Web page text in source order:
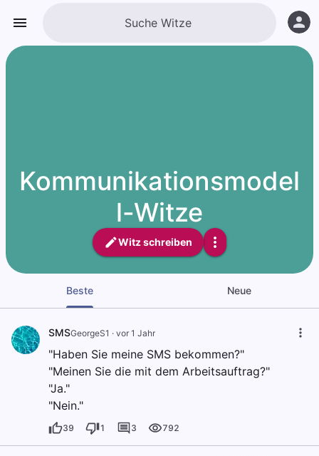
Kommunikationsmodel
l-Witze
Witz schreiben
Beste Neue
SMSGeorgeS1 · vor 1 Jahr
"Haben Sie meine SMS bekommen?"
"Meinen Sie die mit dem Arbeitsauftrag?"
"Ja."
"Nein."
39 1 3 792